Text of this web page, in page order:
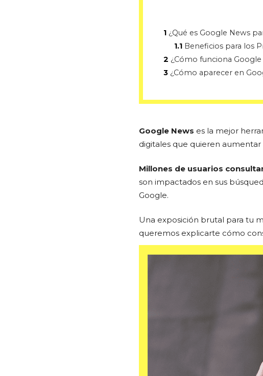
1 ¿Qué es Google News
1.1 Beneficios para los
2 ¿Cómo funciona Google
3 ¿Cómo aparecer en
Google News es la mejor
digitales que quieren aumentar
Millones de usuarios
son impactados en sus
Google.
Una exposición brutal para tu
queremos explicarte cómo